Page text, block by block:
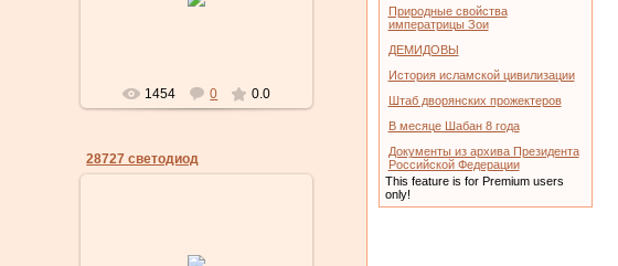
1454 0 0.0
28727 светодиод
Природные свойства
императрицы Зои
ДЕМИДОВЫ
История исламской цивилизации
Штаб дворянских прожектеров
В месяце Шабан 8 года
Документы из архива Президента
Российской Федерации
This feature is for Premium users
only!